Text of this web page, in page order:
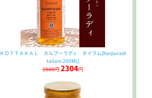
ＫＯＴＴＡＫＡＬ カルプーラディ タイラム[Karpuradi
tailam 200ML]
2880円2304円